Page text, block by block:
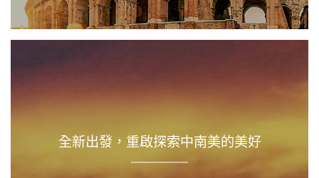
全新出發，重啟探索中南美的美好